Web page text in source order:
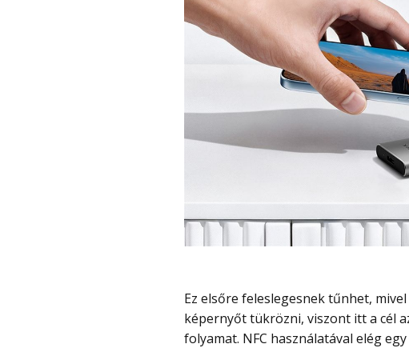
Ez elsőre feleslegesnek tűnhet, mivel a legtöbb okostévé és TV box már eleve tud
képernyőt tükrözni, viszont itt a cél
folyamat. NFC használatával elég